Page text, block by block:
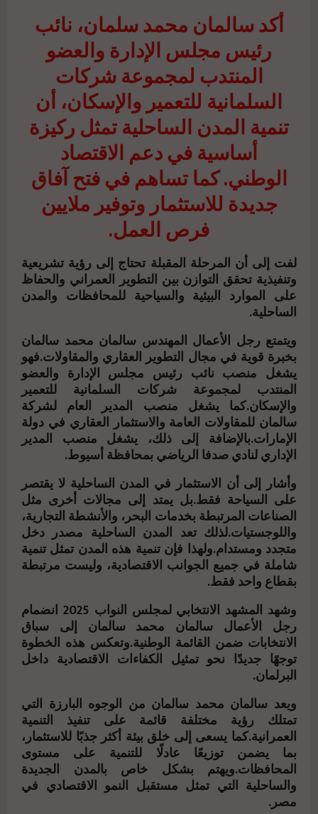
أكد سالمان محمد سلمان، نائب
رئيس مجلس الإدارة والعضو
المنتدب لمجموعة شركات
السلمانية للتعمير والإسكان، أن
تنمية المدن الساحلية تمثل ركيزة
أساسية في دعم الاقتصاد
الوطني. كما تساهم في فتح آفاق
جديدة للاستثمار وتوفير ملايين
فرص العمل.
لفت إلى أن المرحلة المقبلة تحتاج إلى رؤية تشريعية
وتنفيذية تحقق التوازن بين التطوير العمراني والحفاظ
على الموارد البيئية والسياحية للمحافظات والمدن
الساحلية.
ويتمتع رجل الأعمال المهندس سالمان محمد سالمان
بخبرة قوية في مجال التطوير العقاري والمقاولات.فهو
يشغل منصب نائب رئيس مجلس الإدارة والعضو
المنتدب لمجموعة شركات السلمانية للتعمير
والإسكان.كما يشغل منصب المدير العام لشركة
سالمان للمقاولات العامة والاستثمار العقاري في دولة
الإمارات.بالإضافة إلى ذلك، يشغل منصب المدير
الإداري لنادي صدفا الرياضي بمحافظة أسيوط.
وأشار إلى أن الاستثمار في المدن الساحلية لا يقتصر
على السياحة فقط.بل يمتد إلى مجالات أخرى مثل
الصناعات المرتبطة بخدمات البحر، والأنشطة التجارية،
واللوجستيات.لذلك تعد المدن الساحلية مصدر دخل
متجدد ومستدام.ولهذا فإن تنمية هذه المدن تمثل تنمية
شاملة في جميع الجوانب الاقتصادية، وليست مرتبطة
بقطاع واحد فقط.
وشهد المشهد الانتخابي لمجلس النواب 2025 انضمام
رجل الأعمال سالمان محمد سالمان إلى سباق
الانتخابات ضمن القائمة الوطنية.وتعكس هذه الخطوة
توجهًا جديدًا نحو تمثيل الكفاءات الاقتصادية داخل
البرلمان.
ويعد سالمان محمد سالمان من الوجوه البارزة التي
تمتلك رؤية مختلفة قائمة على تنفيذ التنمية
العمرانية.كما يسعى إلى خلق بيئة أكثر جذبًا للاستثمار،
بما يضمن توزيعًا عادلًا للتنمية على مستوى
المحافظات.ويهتم بشكل خاص بالمدن الجديدة
والساحلية التي تمثل مستقبل النمو الاقتصادي في
مصر.